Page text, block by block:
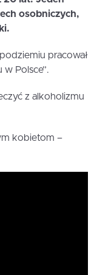
osobniczych,
pracował
w Polsce”.
z alkoholizmu
kobietom –